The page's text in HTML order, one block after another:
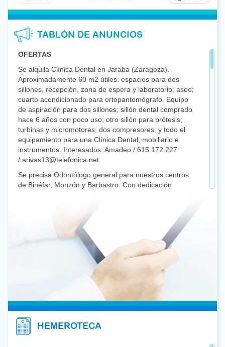
TABLÓN DE ANUNCIOS
OFERTAS
Se alquila Clínica Dental en Jaraba (Zaragoza).
Aproximadamente 60 m2 útiles: espacios para dos
sillones, recepción, zona de espera y laboratorio; aseo;
cuarto acondicionado para ortopantomógrafo. Equipo
de aspiración para dos sillones; sillón dental comprado
hace 6 años con poco uso; otro sillón para prótesis;
turbinas y micromotores; dos compresores; y todo el
equipamiento para una Clínica Dental, mobiliario e
instrumentos. Interesados: Amadeo / 615.172.227
/ arivas13@telefonica.net
Se precisa Odontólogo general para nuestros centros
de Binéfar, Monzón y Barbastro. Con dedicación
pudiendo llegar a realizar jornada completa. Régimen
general o colaborador.
Interesados: fjgarcesbailo@dentistasaragon.es
Clínica consolidada en Zaragoza precisa de Odontólogo
(experiencia 10 años) para diagnóstico integral y área
de rimeras Visitas. Se compaginará con trabajo
práctico. Se ofrece incorporación inmediata, contrato 40
horas y proyección laboral.
CV: ftorreslear@dentistasaragon.es
Busco compañero/a preferiblemente con máster en
Endodoncia que quiera crecer y desarrollarse en una
consulta con amplio bagaje histórico. Mínimo 3 días a la
HEMEROTECA